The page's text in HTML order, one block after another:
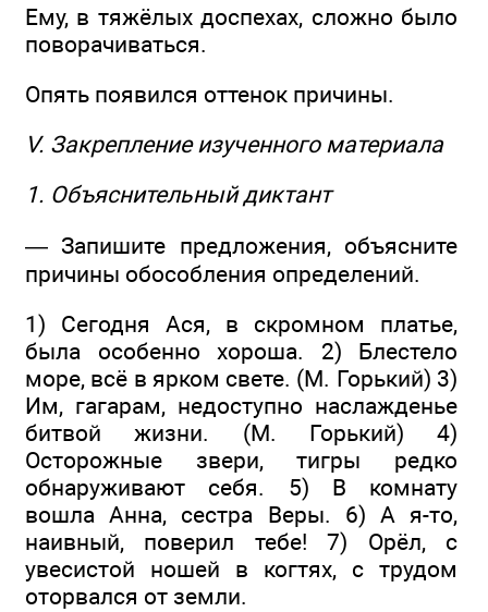
Ему, в тяжёлых доспехах, сложно было
поворачиваться.
Опять появился оттенок причины.
V. Закрепление изученного материала
1. Объяснительный диктант
— Запишите предложения, объясните
причины обособления определений.
1) Сегодня Ася, в скромном платье,
была особенно хороша. 2) Блестело
море, всё в ярком свете. (М. Горький) 3)
Им, гагарам, недоступно наслажденье
битвой жизни. (М. Горький) 4)
Осторожные звери, тигры редко
обнаруживают себя. 5) В комнату
вошла Анна, сестра Веры. 6) А я-то,
наивный, поверил тебе! 7) Орёл, с
увесистой ношей в когтях, с трудом
оторвался от земли.